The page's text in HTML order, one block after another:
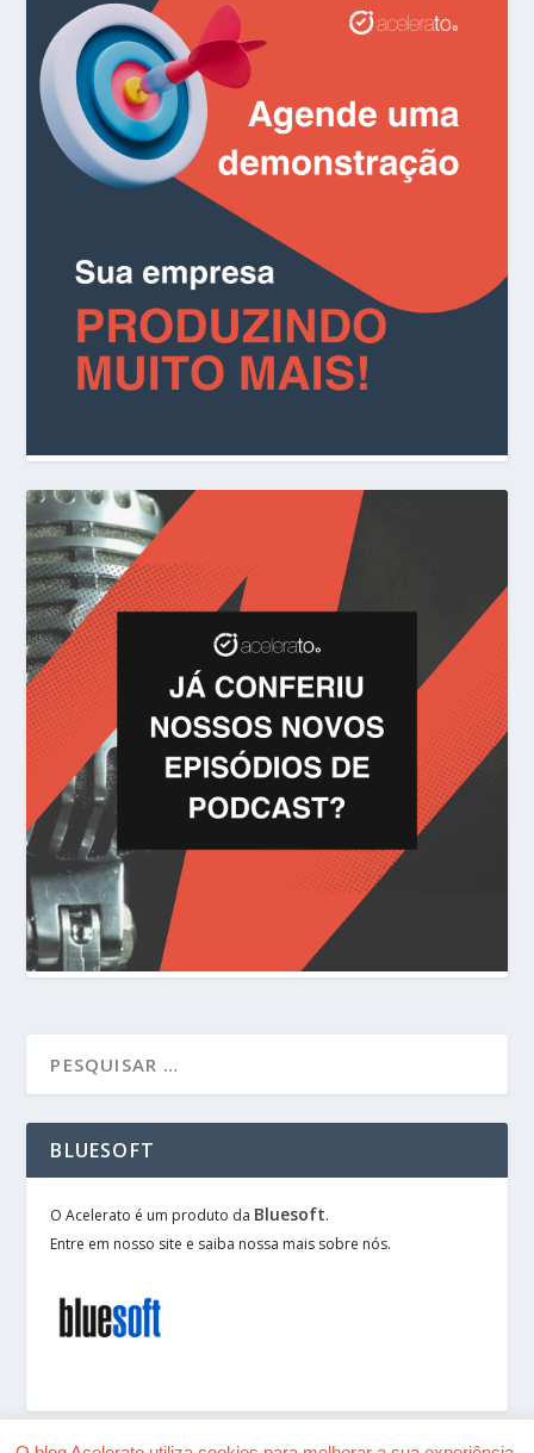
BLUESOFT
O Acelerato é um produto da Bluesoft.
Entre em nosso site e saiba nossa mais sobre nós.